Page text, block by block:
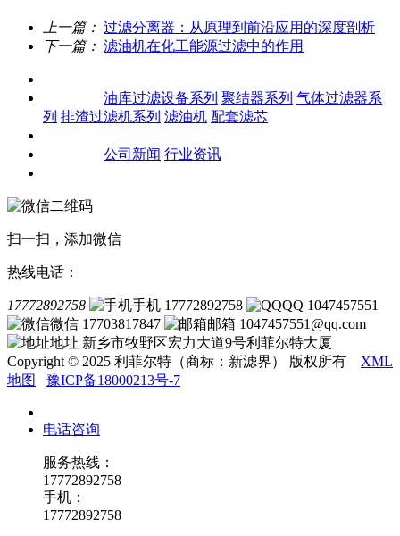
上一篇： 过滤分离器：从原理到前沿应用的深度剖析
下一篇： 滤油机在化工能源过滤中的作用
油库过滤设备系列 聚结器系列 气体过滤器系
列 排渣过滤机系列 滤油机 配套滤芯
公司新闻 行业资讯
扫一扫，添加微信
热线电话：
17772892758 手机 17772892758
QQ 1047457551
微信 17703817847
邮箱 1047457551@qq.com
地址 新乡市牧野区宏力大道9号利菲尔特大厦
Copyright © 2025 利菲尔特（商标：新滤界） 版权所有 XML
地图
豫ICP备18000213号-7
电话咨询
服务热线：
17772892758
手机：
17772892758